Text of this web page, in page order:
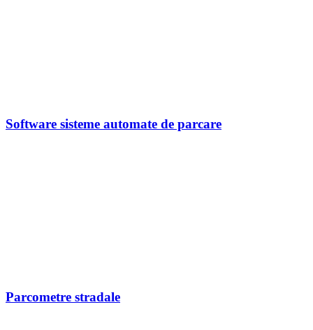
Software sisteme automate de parcare
Parcometre stradale